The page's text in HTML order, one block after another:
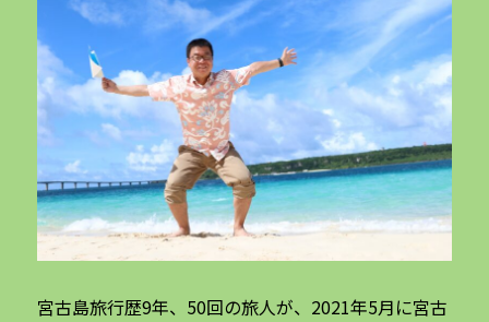
宮古島旅行歴9年、50回の旅人が、2021年5月に宮古